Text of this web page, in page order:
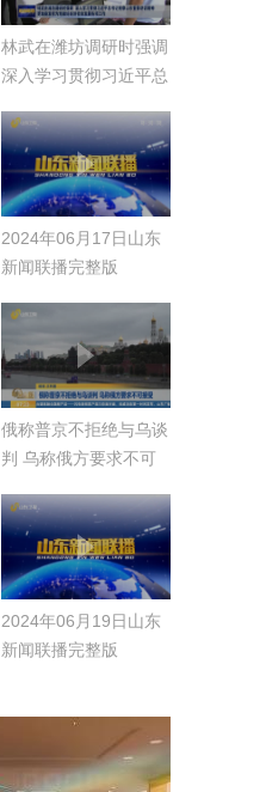
林武在潍坊调研时强调
深入学习贯彻习近平总
精神 更加奋发有为地
做好经济社会发展各项
工作
2024年06月17日山东
新闻联播完整版
俄称普京不拒绝与乌谈
判 乌称俄方要求不可
2024年06月19日山东
新闻联播完整版